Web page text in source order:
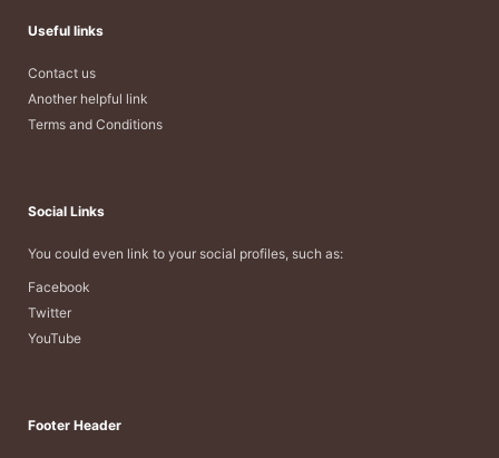
Useful links
Contact us
Another helpful link
Terms and Conditions
Social Links
You could even link to your social profiles, such as:
Facebook
Twitter
YouTube
Footer Header